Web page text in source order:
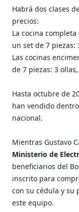
Habrá dos clases
precios:
La cocina
un set de 7 piezas:
Las cocinas
de 7 piezas: 3
Hasta octubre de
han vendido
nacional.
Mientras Gustavo
Ministerio de
beneficiarios del
inscrito para
con su cédula y
este equipo.